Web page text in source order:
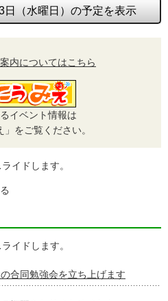
日（水曜日）の予定を表示
内についてはこちら
イベント情報は
」をご覧ください。
イドします。
イドします。
合同勉強会を立ち上げます